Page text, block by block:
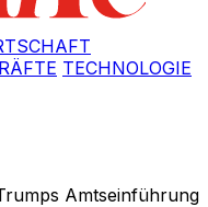
TECHNOLOGIE
Amtseinführung